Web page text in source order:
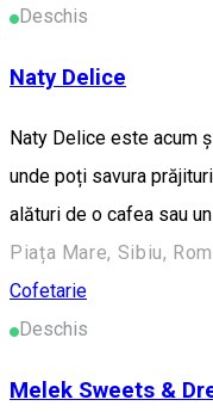
Deschis
Naty Delice
Naty Delice este acum
unde poți savura
alături de o cafea sau
Piața Mare, Sibiu,
Cofetarie
Deschis
Melek Sweets &